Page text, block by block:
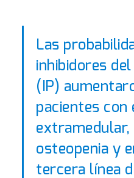
Las
inhibidores
(IP)
pacientes con
extramedular,
osteopenia y
tercera línea